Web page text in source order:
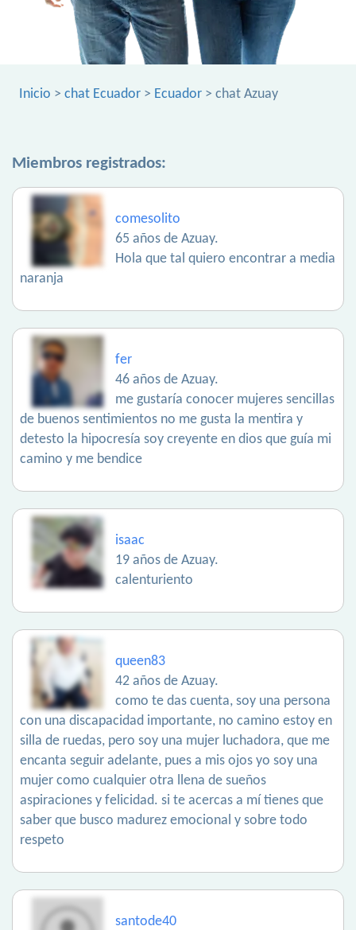
Inicio > chat Ecuador > Ecuador > chat Azuay
Miembros registrados:
comesolito
65 años de Azuay.
Hola que tal quiero encontrar a media
naranja
fer
46 años de Azuay.
me gustaría conocer mujeres sencillas
de buenos sentimientos no me gusta la mentira y
detesto la hipocresía soy creyente en dios que guía mi
camino y me bendice
isaac
19 años de Azuay.
calenturiento
queen83
42 años de Azuay.
como te das cuenta, soy una persona
con una discapacidad importante, no camino estoy en
silla de ruedas, pero soy una mujer luchadora, que me
encanta seguir adelante, pues a mis ojos yo soy una
mujer como cualquier otra llena de sueños
aspiraciones y felicidad. si te acercas a mí tienes que
saber que busco madurez emocional y sobre todo
respeto
santode40